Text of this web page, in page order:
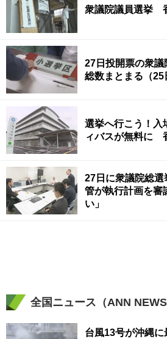
衆議院議員選挙
27日投開票の衆
総数まとまる（
選挙へ行こう！入
ィバスが無料に
27日に衆議院総
管が執行計画を審
い」
全国ニュース（ANN NEWS
台風13号が沖縄